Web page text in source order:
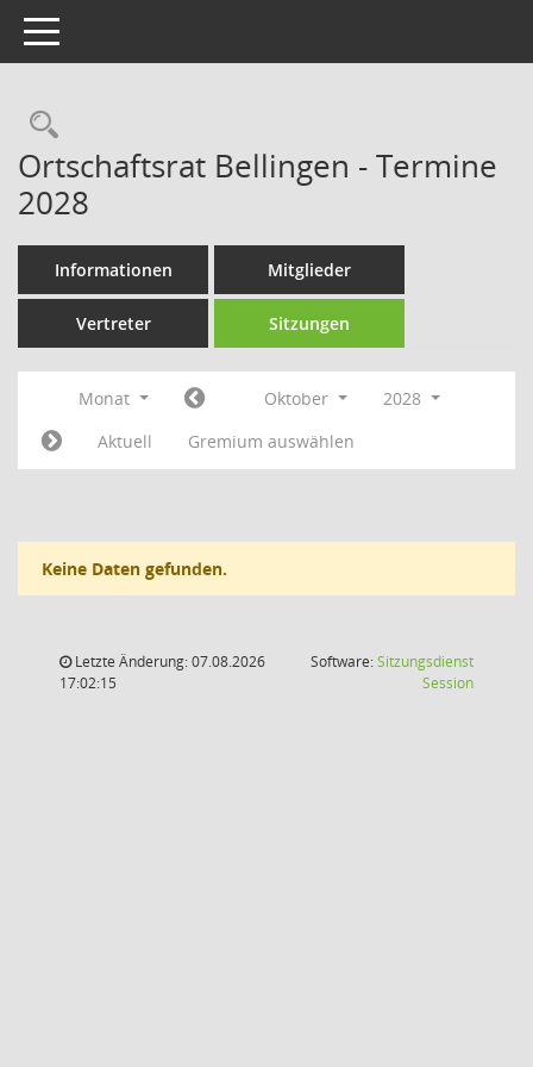
Toggle navigation
Rechercheauswahl
Ortschaftsrat Bellingen - Termine
2028
Informationen Mitglieder
Vertreter Sitzungen
Monat Oktober
2028
Aktuell
Gremium auswählen
Keine Daten gefunden.
Letzte Änderung: 07.08.2026
17:02:15
Software:Sitzungsdienst
Session(Wird in